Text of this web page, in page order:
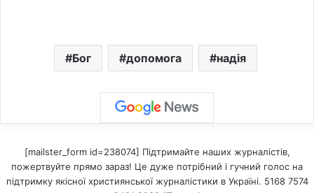
Бог допомога надія
[mailster_form id=238074] Підтримайте наших журналістів,
пожертвуйте прямо зараз! Це дуже потрібний і гучний голос на
підтримку якісної християнської журналістики в Україні. 5168 7574